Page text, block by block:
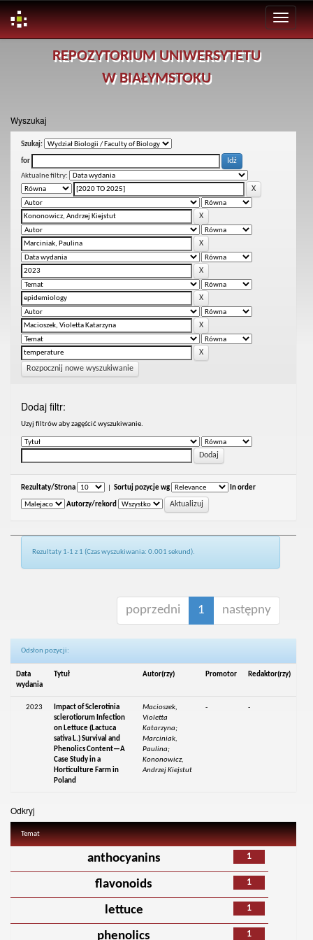
REPOZYTORIUM UNIWERSYTETU
W BIAŁYMSTOKU
Wyszukaj
Szukaj:
for
Aktualne filtry:
Rozpocznij nowe wyszukiwanie
Dodaj filtr:
Uzyj filtrów aby zagęścić wyszukiwanie.
Rezultaty/Strona Sortuj pozycje wg In order
Autorzy/rekord
Rezultaty 1-1 z 1 (Czas wyszukiwania: 0.001 sekund).
poprzedni 1 następny
Odsłon pozycji:
Data
wydania
Tytuł Autor(rzy) Promotor Redaktor(rzy)
2023
Impact of Sclerotinia
sclerotiorum Infection
on Lettuce (Lactuca
sativa L.) Survival and
Phenolics Content—A
Case Study in a
Horticulture Farm in
Poland
Macioszek,
Violetta
Katarzyna;
Marciniak,
Paulina;
Kononowicz,
Andrzej Kiejstut
- -
Odkryj
Temat
1
anthocyanins
1
flavonoids
1
lettuce
1
phenolics